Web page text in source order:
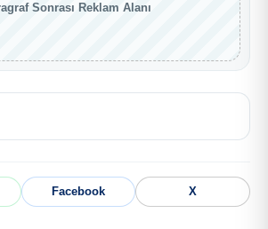
Sonrası Reklam Alanı
Facebook X